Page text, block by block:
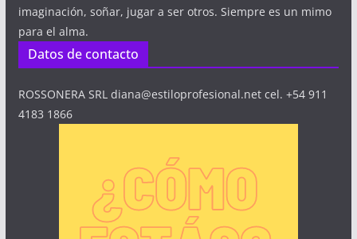
imaginación, soñar, jugar a ser otros. Siempre es un mimo
para el alma.
Datos de contacto
ROSSONERA SRL diana@estiloprofesional.net cel. +54 911
4183 1866